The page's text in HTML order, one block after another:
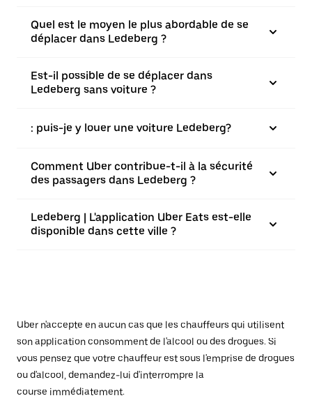
Quel est le moyen le plus abordable de se
déplacer dans Ledeberg ?
Est-il possible de se déplacer dans
Ledeberg sans voiture ?
: puis-je y louer une voiture Ledeberg?
Comment Uber contribue-t-il à la sécurité
des passagers dans Ledeberg ?
Ledeberg | L'application Uber Eats est-elle
disponible dans cette ville ?
Uber n'accepte en aucun cas que les chauffeurs qui utilisent
son application consomment de l'alcool ou des drogues. Si
vous pensez que votre chauffeur est sous l'emprise de drogues
ou d'alcool, demandez-lui d'interrompre la
course immédiatement.